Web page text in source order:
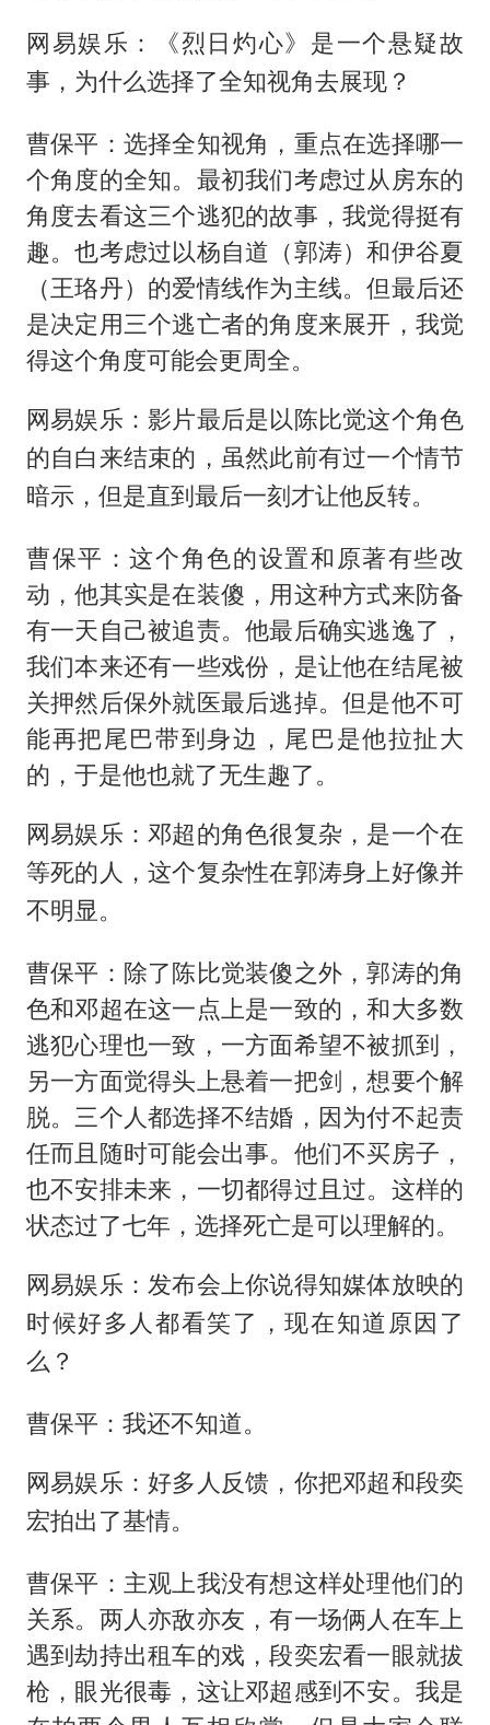
网易娱乐：《烈日灼心》是一个悬疑故
事，为什么选择了全知视角去展现？
曹保平：选择全知视角，重点在选择哪一
个角度的全知。最初我们考虑过从房东的
角度去看这三个逃犯的故事，我觉得挺有
趣。也考虑过以杨自道（郭涛）和伊谷夏
（王珞丹）的爱情线作为主线。但最后还
是决定用三个逃亡者的角度来展开，我觉
得这个角度可能会更周全。
网易娱乐：影片最后是以陈比觉这个角色
的自白来结束的，虽然此前有过一个情节
暗示，但是直到最后一刻才让他反转。
曹保平：这个角色的设置和原著有些改
动，他其实是在装傻，用这种方式来防备
有一天自己被追责。他最后确实逃逸了，
我们本来还有一些戏份，是让他在结尾被
关押然后保外就医最后逃掉。但是他不可
能再把尾巴带到身边，尾巴是他拉扯大
的，于是他也就了无生趣了。
网易娱乐：邓超的角色很复杂，是一个在
等死的人，这个复杂性在郭涛身上好像并
不明显。
曹保平：除了陈比觉装傻之外，郭涛的角
色和邓超在这一点上是一致的，和大多数
逃犯心理也一致，一方面希望不被抓到，
另一方面觉得头上悬着一把剑，想要个解
脱。三个人都选择不结婚，因为付不起责
任而且随时可能会出事。他们不买房子，
也不安排未来，一切都得过且过。这样的
状态过了七年，选择死亡是可以理解的。
网易娱乐：发布会上你说得知媒体放映的
时候好多人都看笑了，现在知道原因了
么？
曹保平：我还不知道。
网易娱乐：好多人反馈，你把邓超和段奕
宏拍出了基情。
曹保平：主观上我没有想这样处理他们的
关系。两人亦敌亦友，有一场俩人在车上
遇到劫持出租车的戏，段奕宏看一眼就拔
枪，眼光很毒，这让邓超感到不安。我是